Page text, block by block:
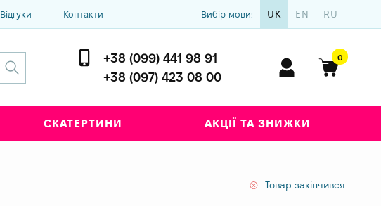
Відгуки Контакти Вибір мови: UK EN RU
+38 (099) 441 98 91
+38 (097) 423 08 00
0
СКАТЕРТИНИ АКЦІЇ ТА ЗНИЖКИ
Товар закінчився